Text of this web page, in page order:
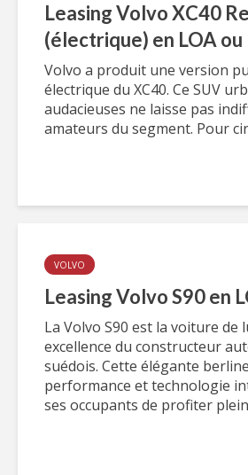
Leasing Volvo XC40
(électrique) en LOA ou
Volvo a produit une version
électrique du XC40. Ce SUV
audacieuses ne laisse pas
amateurs du segment. Pour
VOLVO
Leasing Volvo S90 en
La Volvo S90 est la voiture de
excellence du constructeur
suédois. Cette élégante
performance et technologie
ses occupants de profiter